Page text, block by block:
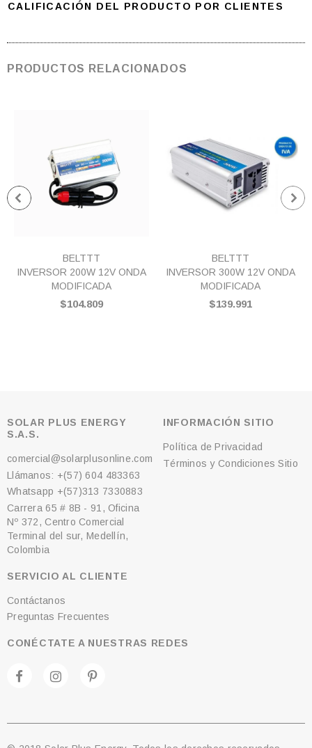
CALIFICACIÓN DEL PRODUCTO POR CLIENTES
PRODUCTOS RELACIONADOS
BELTTT
INVERSOR 200W 12V ONDA
MODIFICADA
$104.809
BELTTT
INVERSOR 300W 12V ONDA
MODIFICADA
$139.991
SOLAR PLUS ENERGY
S.A.S.
comercial@solarplusonline.com
Llámanos: +(57) 604 483363
Whatsapp +(57)313 7330883
Carrera 65 # 8B - 91, Oficina
Nº 372, Centro Comercial
Terminal del sur, Medellín,
Colombia
INFORMACIÓN SITIO
Política de Privacidad
Términos y Condiciones Sitio
SERVICIO AL CLIENTE
Contáctanos
Preguntas Frecuentes
CONÉCTATE A NUESTRAS REDES